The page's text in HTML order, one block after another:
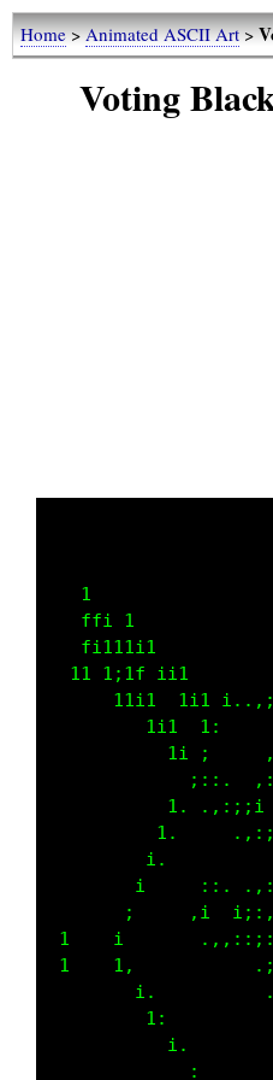
Home>Animated ASCII Art>
Voting
i.
1  1,
1:
;.
1,
1 1.
1,